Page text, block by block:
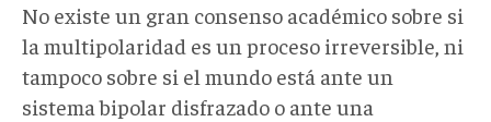
No existe un gran consenso académico sobre si
la multipolaridad es un proceso irreversible, ni
tampoco sobre si el mundo está ante un
sistema bipolar disfrazado o ante una